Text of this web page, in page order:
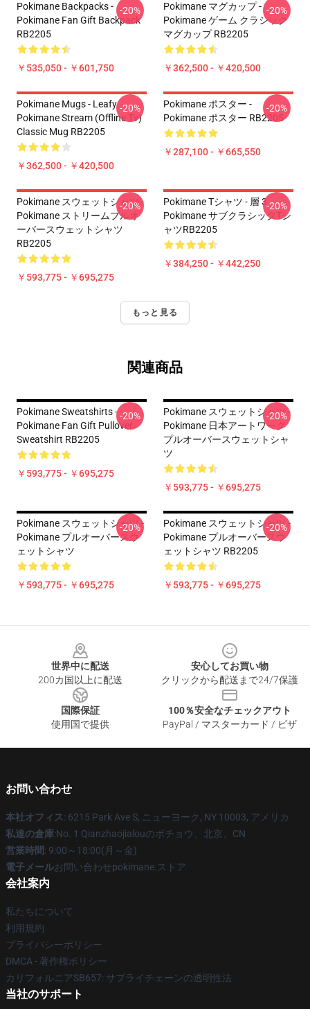
Pokimane Backpacks -
Pokimane Fan Gift Backpack
RB2205
￥535,050 - ￥601,750
-20%
Pokimane マグカップ -
Pokimane ゲーム クラシック
マグカップ RB2205
￥362,500 - ￥420,500
-20%
Pokimane Mugs - Leafy
Pokimane Stream (Offline Tv)
Classic Mug RB2205
￥362,500 - ￥420,500
-20%
Pokimane ポスター -
Pokimane ポスター RB2205
￥287,100 - ￥665,550
-20%
Pokimane スウェットシャツ -
Pokimane ストリームプルオ
ーバースウェットシャツ
RB2205
￥593,775 - ￥695,275
-20%
Pokimane Tシャツ - 層 3
Pokimane サブクラシックTシ
ャツRB2205
￥384,250 - ￥442,250
-20%
もっと見る
関連商品
Pokimane Sweatshirts -
Pokimane Fan Gift Pullover
Sweatshirt RB2205
￥593,775 - ￥695,275
-20%
Pokimane スウェットシャツ -
Pokimane 日本アートワーク
プルオーバースウェットシャ
ツ
￥593,775 - ￥695,275
-20%
Pokimane スウェットシャツ -
Pokimane プルオーバースウ
ェットシャツ
￥593,775 - ￥695,275
-20%
Pokimane スウェットシャツ -
Pokimane プルオーバースウ
ェットシャツ RB2205
￥593,775 - ￥695,275
-20%
世界中に配送
200カ国以上に配送
安心してお買い物
クリックから配送まで24/7保護
国際保証
使用国で提供
100％安全なチェックアウト
PayPal / マスターカード / ビザ
お問い合わせ
本社オフィス: 6215 Park Ave S, ニューヨーク, NY 10003, アメリカ
私達の倉庫:No. 1 Qianzhaojialouのボチョウ、北京、CN
営業時間: 9:00～18:00(月～金)
電子メールお問い合わせpokimane.ストア
会社案内
私たちについて
利用規約
プライバシーポリシー
DMCA - 著作権ポリシー
カリフォルニアSB657: サプライチェーンの透明性法
当社のサポート